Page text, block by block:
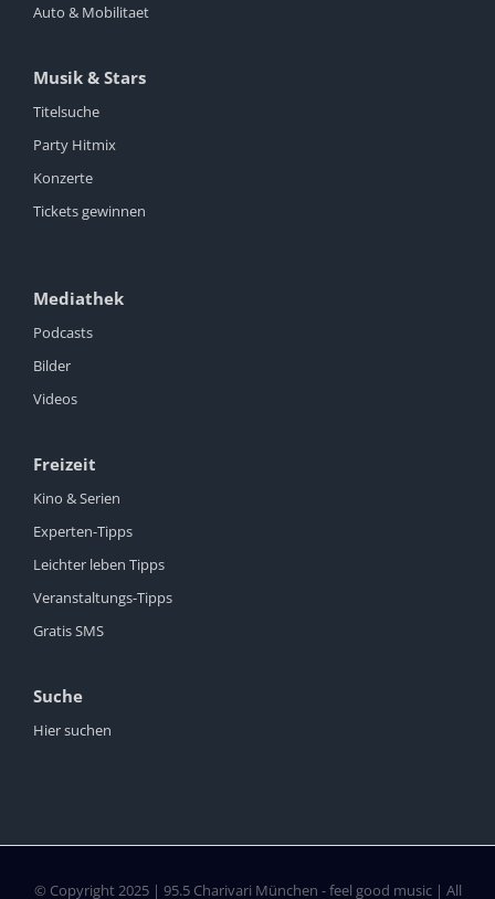
Auto & Mobilitaet
Musik & Stars
Titelsuche
Party Hitmix
Konzerte
Tickets gewinnen
Mediathek
Podcasts
Bilder
Videos
Freizeit
Kino & Serien
Experten-Tipps
Leichter leben Tipps
Veranstaltungs-Tipps
Gratis SMS
Suche
Hier suchen
© Copyright 2025 | 95.5 Charivari München - feel good music | All